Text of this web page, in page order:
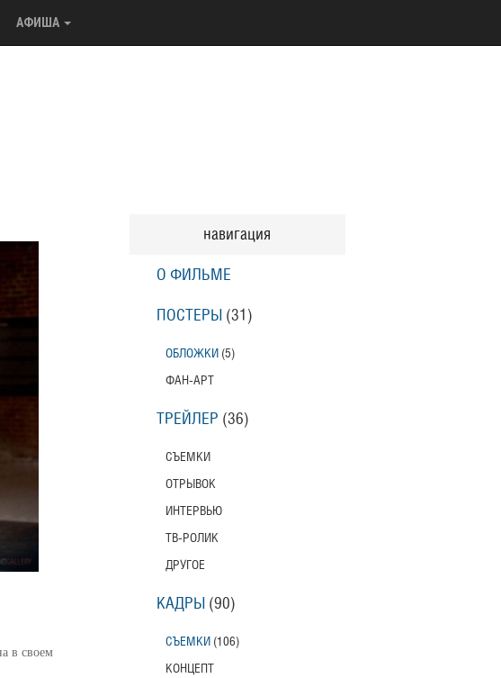
АФИША
в своем
навигация
О ФИЛЬМЕ
ПОСТЕРЫ (31)
ОБЛОЖКИ (5)
ФАН-АРТ
ТРЕЙЛЕР (36)
СЪЕМКИ
ОТРЫВОК
ИНТЕРВЬЮ
ТВ-РОЛИК
ДРУГОЕ
КАДРЫ (90)
СЪЕМКИ (106)
КОНЦЕПТ